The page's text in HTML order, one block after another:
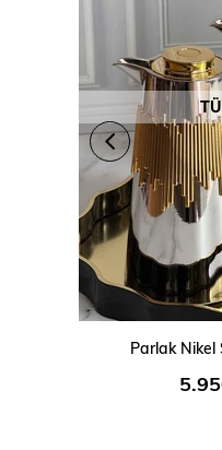
Parlak Nikel